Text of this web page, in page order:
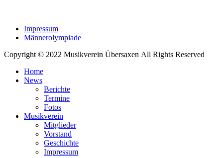
Impressum
Männerolympiade
Copyright © 2022 Musikverein Übersaxen All Rights Reserved
Home
News
Berichte
Termine
Fotos
Musikverein
Mitglieder
Vorstand
Geschichte
Impressum